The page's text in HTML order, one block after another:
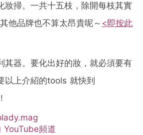
妝掃。一共十五枝，除開每枝其實
他品牌也不算太昂貴呢～ <即按此
其器。要化出好的妝，就必須要有
以上介紹的tools 就快到
YouTube頻道